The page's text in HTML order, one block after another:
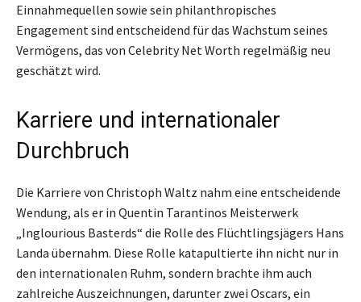
Einnahmequellen sowie sein philanthropisches
Engagement sind entscheidend für das Wachstum seines
Vermögens, das von Celebrity Net Worth regelmäßig neu
geschätzt wird.
Karriere und internationaler
Durchbruch
Die Karriere von Christoph Waltz nahm eine entscheidende
Wendung, als er in Quentin Tarantinos Meisterwerk
„Inglourious Basterds“ die Rolle des Flüchtlingsjägers Hans
Landa übernahm. Diese Rolle katapultierte ihn nicht nur in
den internationalen Ruhm, sondern brachte ihm auch
zahlreiche Auszeichnungen, darunter zwei Oscars, ein